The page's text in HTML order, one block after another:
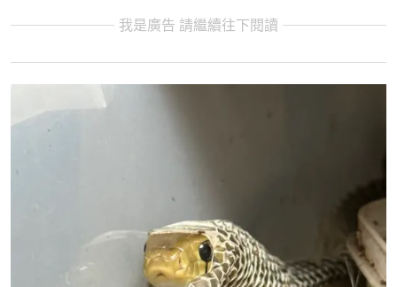
我是廣告 請繼續往下閱讀